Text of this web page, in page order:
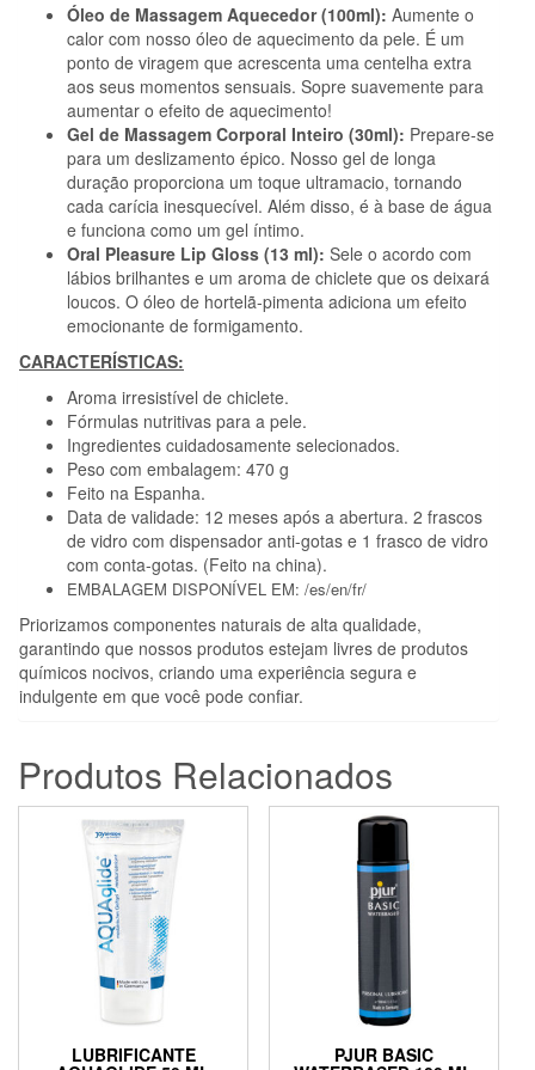
Óleo de Massagem Aquecedor (100ml): Aumente o
calor com nosso óleo de aquecimento da pele. É um
ponto de viragem que acrescenta uma centelha extra
aos seus momentos sensuais. Sopre suavemente para
aumentar o efeito de aquecimento!
Gel de Massagem Corporal Inteiro (30ml): Prepare-se
para um deslizamento épico. Nosso gel de longa
duração proporciona um toque ultramacio, tornando
cada carícia inesquecível. Além disso, é à base de água
e funciona como um gel íntimo.
Oral Pleasure Lip Gloss (13 ml): Sele o acordo com
lábios brilhantes e um aroma de chiclete que os deixará
loucos. O óleo de hortelã-pimenta adiciona um efeito
emocionante de formigamento.
CARACTERÍSTICAS:
Aroma irresistível de chiclete.
Fórmulas nutritivas para a pele.
Ingredientes cuidadosamente selecionados.
Peso com embalagem: 470 g
Feito na Espanha.
Data de validade: 12 meses após a abertura. 2 frascos
de vidro com dispensador anti-gotas e 1 frasco de vidro
com conta-gotas. (Feito na china).
EMBALAGEM DISPONÍVEL EM: /es/en/fr/
Priorizamos componentes naturais de alta qualidade,
garantindo que nossos produtos estejam livres de produtos
químicos nocivos, criando uma experiência segura e
indulgente em que você pode confiar.
Produtos Relacionados
LUBRIFICANTE PJUR BASIC